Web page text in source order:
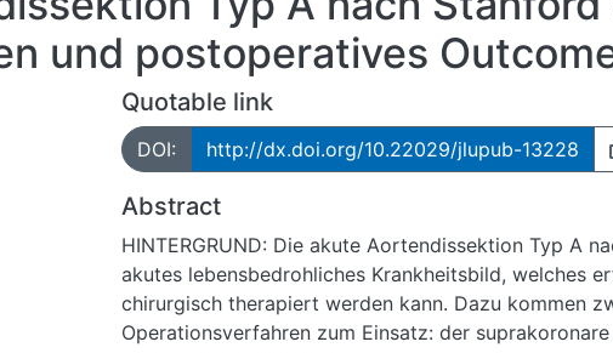
und postoperatives
Quotable link
DOI: http://dx.doi.org/10.22029/jlupub-13228
Abstract
HINTERGRUND: Die akute Aortendissektion Typ A
akutes lebensbedrohliches Krankheitsbild, welches
chirurgisch therapiert werden kann. Dazu kommen
Operationsverfahren zum Einsatz: der